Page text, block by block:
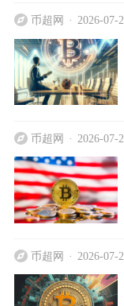
币超网 2026-07-
币超网 2026-07-
币超网 2026-07-